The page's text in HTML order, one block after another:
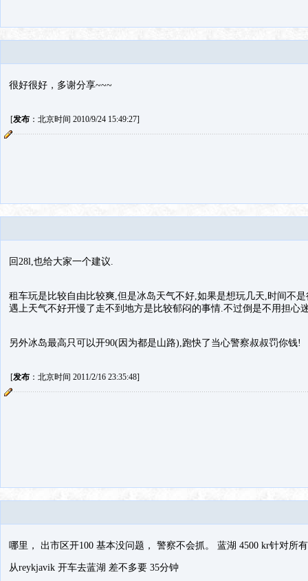
很好很好，多谢分享~~~
[发布：北京时间 2010/9/24 15:49:27]
回28l,也给大家一个建议.
租车玩是比较自由比较爽,但是冰岛天气不好,如果是想玩几天,时间不
遇上天气不好开慢了走不到地方是比较郁闷的事情.不过倒是不用担心
另外冰岛最高只可以开90(因为都是山路),跑快了当心警察叔叔罚你钱!
[发布：北京时间 2011/2/16 23:35:48]
哪里， 出市区开100 基本没问题， 警察不会抓。 蓝湖 4500 kr针对所
从reykjavik 开车去蓝湖 差不多要 35分钟